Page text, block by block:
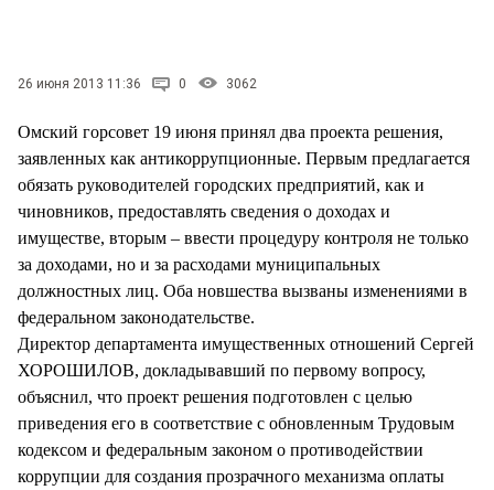
26 июня 2013 11:36 0 3062
Омский горсовет 19 июня принял два проекта решения,
заявленных как антикоррупционные. Первым предлагается
обязать руководителей городских предприятий, как и
чиновников, предоставлять сведения о доходах и
имуществе, вторым – ввести процедуру контроля не только
за доходами, но и за расходами муниципальных
должностных лиц. Оба новшества вызваны изменениями в
федеральном законодательстве.
Директор департамента имущественных отношений Сергей
ХОРОШИЛОВ, докладывавший по первому вопросу,
объяснил, что проект решения подготовлен с целью
приведения его в соответствие с обновленным Трудовым
кодексом и федеральным законом о противодействии
коррупции для создания прозрачного механизма оплаты